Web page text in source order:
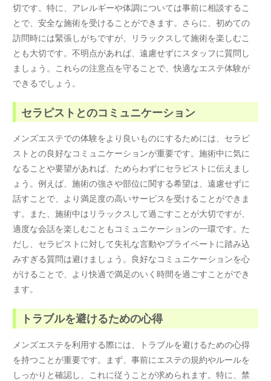
切です。特に、アレルギーや体調については事前に相談するこ
とで、安全な施術を受けることができます。さらに、初めての
訪問時には緊張しがちですが、リラックスして施術を楽しむこ
とも大切です。不明点があれば、遠慮せずにスタッフに質問し
ましょう。これらの注意点を守ることで、快適なエステ体験が
できるでしょう。
セラピストとのコミュニケーション
メンズエステでの体験をより良いものにするためには、セラピ
ストとの良好なコミュニケーションが重要です。施術中に気に
なることや要望があれば、ためらわずにセラピストに伝えまし
ょう。例えば、施術の強さや部位に関する希望は、遠慮せずに
話すことで、より満足度の高いサービスを受けることができま
す。また、施術中はリラックスして過ごすことが大切ですが、
適度な会話を楽しむこともコミュニケーションの一環です。た
だし、セラピストに対して失礼な言動やプライベートに踏み込
みすぎる質問は避けましょう。良好なコミュニケーションを心
がけることで、より快適で満足のいく時間を過ごすことができ
ます。
トラブルを避けるための心得
メンズエステを利用する際には、トラブルを避けるための心得
を持つことが重要です。まず、事前にエステの規約やルールを
しっかりと確認し、これに従うことが求められます。特に、禁